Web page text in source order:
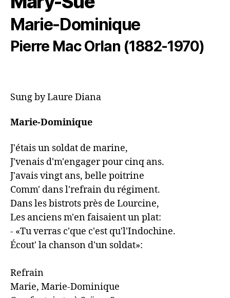
Marie-Dominique
Pierre Mac Orlan (1882-1970)
Sung by Laure Diana
Marie-Dominique
J'étais un soldat de marine,
J'venais d'm'engager pour cinq ans.
J'avais vingt ans, belle poitrine
Comm' dans l'refrain du régiment.
Dans les bistrots près de Lourcine,
Les anciens m'en faisaient un plat:
- «Tu verras c'que c'est qu'l'Indochine.
Écout' la chanson d'un soldat»:
Refrain
Marie, Marie-Dominique